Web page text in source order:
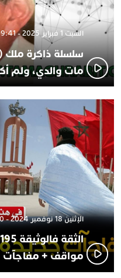
السبت 1 فبراير 2025 - 09:41
مات والدي، ولم
الإثنين 18 نوفمبر 2024 - 12:00
مواقف + مفاجآت